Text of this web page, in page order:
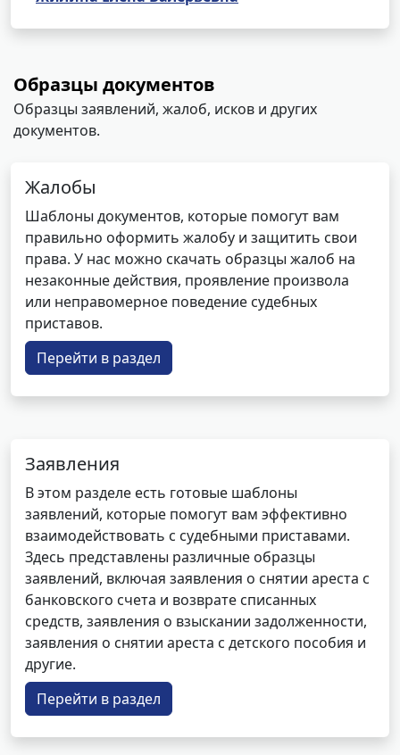
Образцы документов
Образцы заявлений, жалоб, исков и других
документов.
Жалобы
Шаблоны документов, которые помогут вам
правильно оформить жалобу и защитить свои
права. У нас можно скачать образцы жалоб на
незаконные действия, проявление произвола
или неправомерное поведение судебных
приставов.
Перейти в раздел
Заявления
В этом разделе есть готовые шаблоны
заявлений, которые помогут вам эффективно
взаимодействовать с судебными приставами.
Здесь представлены различные образцы
заявлений, включая заявления о снятии ареста с
банковского счета и возврате списанных
средств, заявления о взыскании задолженности,
заявления о снятии ареста с детского пособия и
другие.
Перейти в раздел